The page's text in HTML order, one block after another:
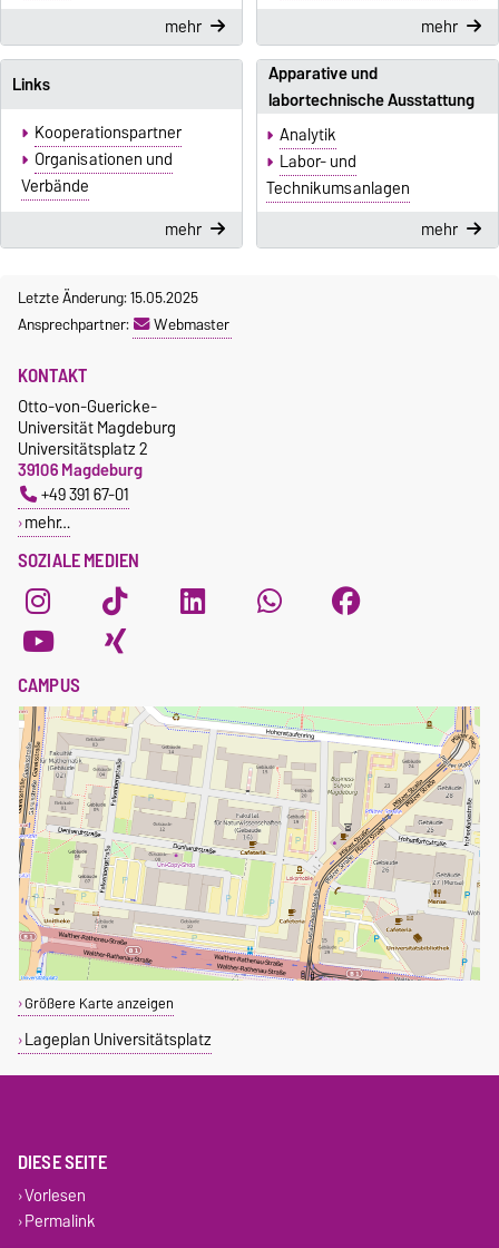
mehr
mehr
Links
Kooperationspartner
Organisationen und
Verbände
mehr
Apparative und
labortechnische Ausstattung
Analytik
Labor- und
Technikumsanlagen
mehr
Letzte Änderung: 15.05.2025
Ansprechpartner:
Webmaster
SOZIALE MEDIEN
KONTAKT
Otto-von-Guericke-
Universität Magdeburg
Universitätsplatz 2
39106 Magdeburg
+49 391 67-01
mehr…
CAMPUS
Größere Karte anzeigen
Lageplan Universitätsplatz
DIESE SEITE
Vorlesen
Permalink